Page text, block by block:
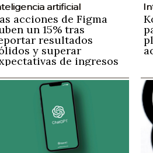
artificial
acciones de Figma
un 15% tras
resultados
y superar
de ingresos